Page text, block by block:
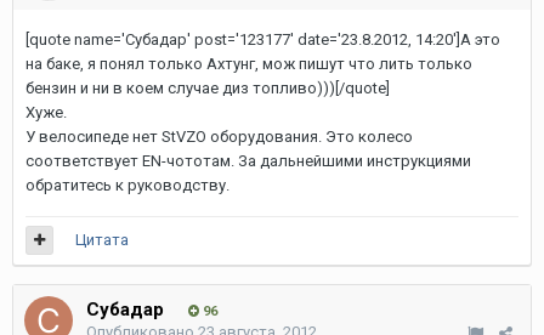
[quote name='Субадаp' post='123177' date='23.8.2012, 14:20']А это
на баке, я понял только Ахтунг, мож пишут что лить только
бензин и ни в коем случае диз топливо)))[/quote]
Хуже.
У велосипеде нет StVZO оборудования. Это колесо
соответствует EN-чототам. За дальнейшими инструкциями
обратитесь к руководству.
Цитата
Субадаp 96